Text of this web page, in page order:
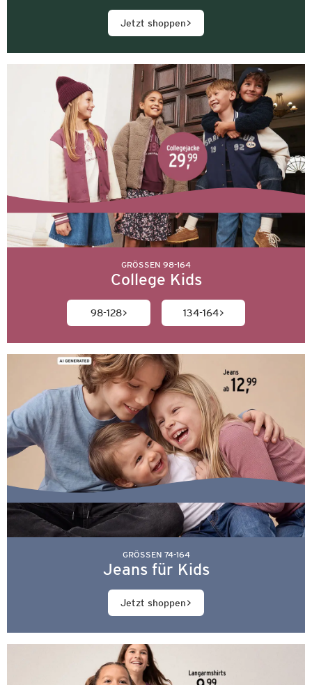
Jetzt shoppen
GRÖSSEN 98-164
College Kids
98-128 134-164
GRÖSSEN 74-164
Jeans für Kids
Jetzt shoppen